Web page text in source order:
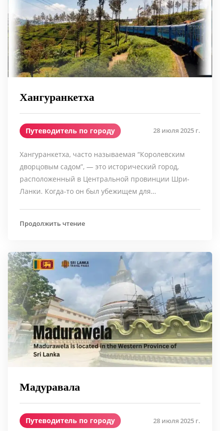
Хангуранкетха
Путеводитель по городу 28 июля 2025 г.
Хангуранкетха, часто называемая “Королевским
дворцовым садом”, — это исторический город,
расположенный в Центральной провинции Шри-
Ланки. Когда-то он был убежищем для…
Продолжить чтение
Мадуравала
Путеводитель по городу 28 июля 2025 г.